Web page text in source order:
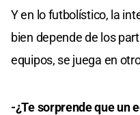
Y en lo futbolístico, la
bien depende de los
equipos, se juega en
-¿Te sorprende que un